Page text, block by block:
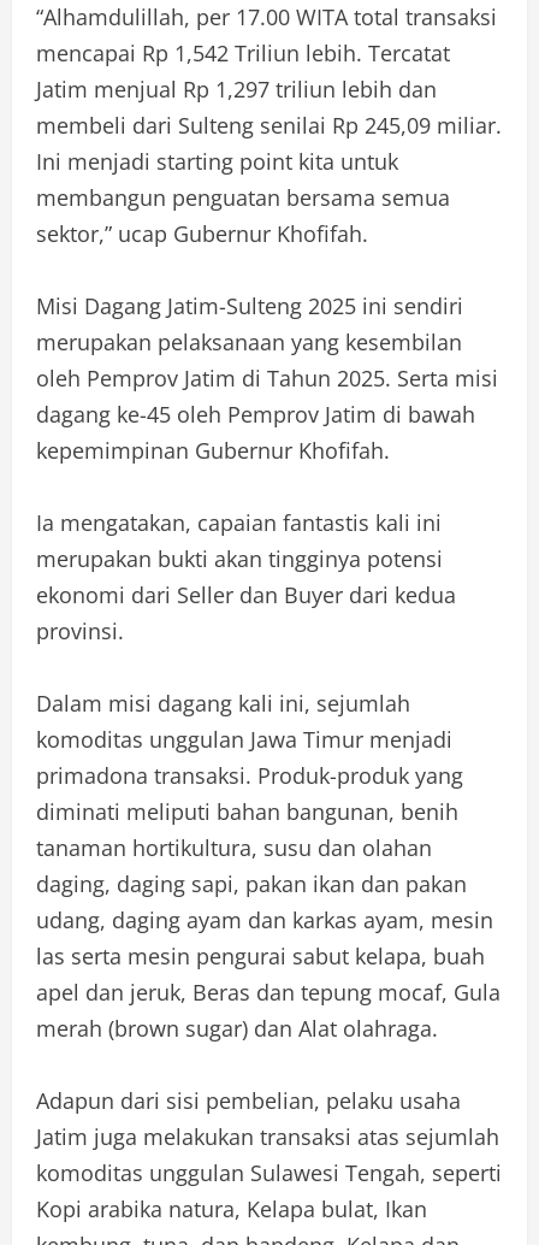
“Alhamdulillah, per 17.00 WITA total transaksi
mencapai Rp 1,542 Triliun lebih. Tercatat
Jatim menjual Rp 1,297 triliun lebih dan
membeli dari Sulteng senilai Rp 245,09 miliar.
Ini menjadi starting point kita untuk
membangun penguatan bersama semua
sektor,” ucap Gubernur Khofifah.
Misi Dagang Jatim-Sulteng 2025 ini sendiri
merupakan pelaksanaan yang kesembilan
oleh Pemprov Jatim di Tahun 2025. Serta misi
dagang ke-45 oleh Pemprov Jatim di bawah
kepemimpinan Gubernur Khofifah.
Ia mengatakan, capaian fantastis kali ini
merupakan bukti akan tingginya potensi
ekonomi dari Seller dan Buyer dari kedua
provinsi.
Dalam misi dagang kali ini, sejumlah
komoditas unggulan Jawa Timur menjadi
primadona transaksi. Produk-produk yang
diminati meliputi bahan bangunan, benih
tanaman hortikultura, susu dan olahan
daging, daging sapi, pakan ikan dan pakan
udang, daging ayam dan karkas ayam, mesin
las serta mesin pengurai sabut kelapa, buah
apel dan jeruk, Beras dan tepung mocaf, Gula
merah (brown sugar) dan Alat olahraga.
Adapun dari sisi pembelian, pelaku usaha
Jatim juga melakukan transaksi atas sejumlah
komoditas unggulan Sulawesi Tengah, seperti
Kopi arabika natura, Kelapa bulat, Ikan